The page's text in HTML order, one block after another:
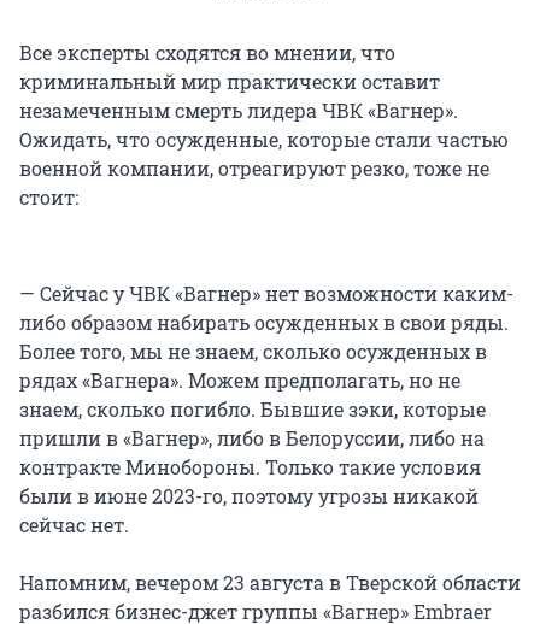
Все эксперты сходятся во мнении, что
криминальный мир практически оставит
незамеченным смерть лидера ЧВК «Вагнер».
Ожидать, что осужденные, которые стали частью
военной компании, отреагируют резко, тоже не
стоит:
— Сейчас у ЧВК «Вагнер» нет возможности каким-
либо образом набирать осужденных в свои ряды.
Более того, мы не знаем, сколько осужденных в
рядах «Вагнера». Можем предполагать, но не
знаем, сколько погибло. Бывшие зэки, которые
пришли в «Вагнер», либо в Белоруссии, либо на
контракте Минобороны. Только такие условия
были в июне 2023-го, поэтому угрозы никакой
сейчас нет.
Напомним, вечером 23 августа в Тверской области
разбился бизнес-джет группы «Вагнер» Embraer